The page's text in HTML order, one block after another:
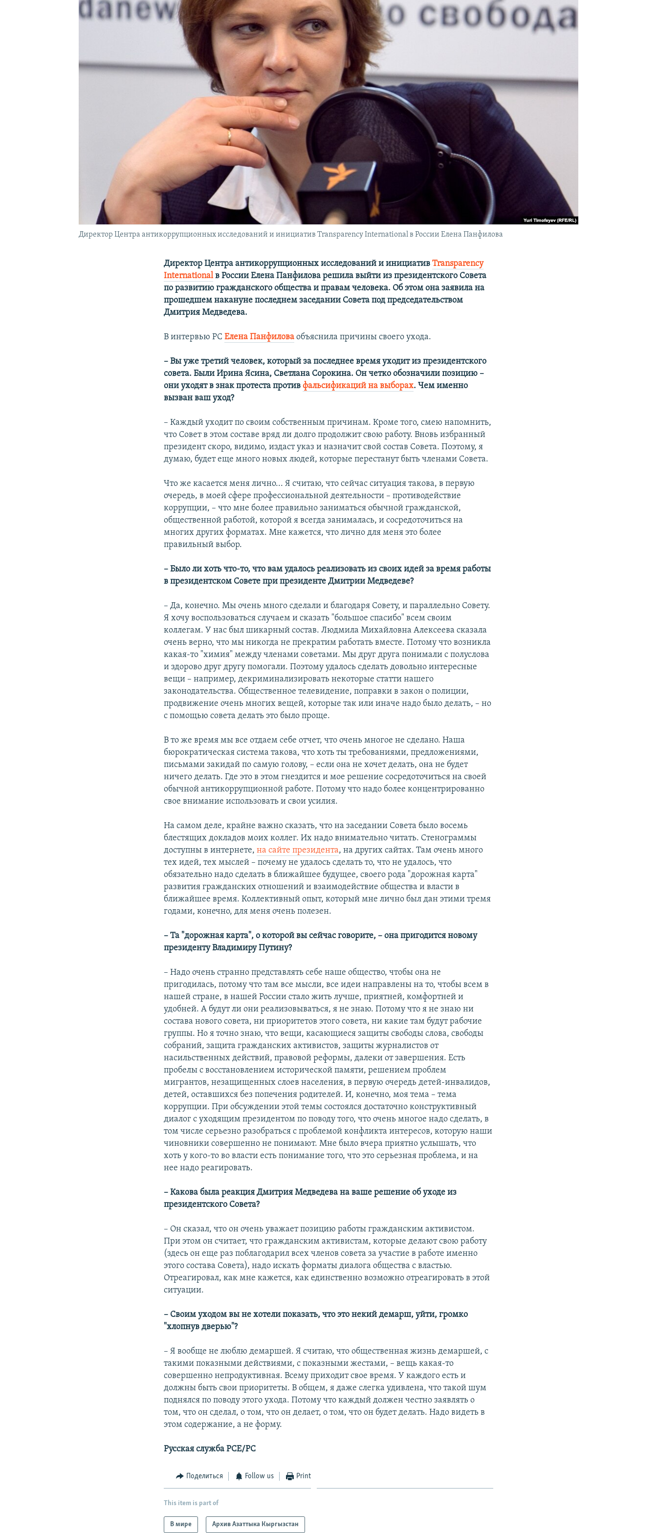
Директор Центра антикоррупционных исследований и инициатив Transparency International в России Елена Панфилова
Директор Центра антикоррупционных исследований и инициативTransparency
Internationalв России Елена Панфилова решила выйти из президентского Совета
по развитию гражданского общества и правам человека. Об этом она заявила на
прошедшем накануне последнем заседании Совета под председательством
Дмитрия Медведева.
В интервью РСЕлена Панфилова объяснила причины своего ухода.
– Вы уже третий человек, который за последнее время уходит из президентского
совета. Были Ирина Ясина, Светлана Сорокина. Он четко обозначили позицию –
они уходят в знак протеста противфальсификаций на выборах. Чем именно
вызван ваш уход?
– Каждый уходит по своим собственным причинам. Кроме того, смею напомнить,
что Совет в этом составе вряд ли долго продолжит свою работу. Вновь избранный
президент скоро, видимо, издаст указ и назначит свой состав Совета. Поэтому, я
думаю, будет еще много новых людей, которые перестанут быть членами Совета.
Что же касается меня лично... Я считаю, что сейчас ситуация такова, в первую
очередь, в моей сфере профессиональной деятельности – противодействие
коррупции, – что мне более правильно заниматься обычной гражданской,
общественной работой, которой я всегда занималась, и сосредоточиться на
многих других форматах. Мне кажется, что лично для меня это более
правильный выбор.
– Было ли хоть что-то, что вам удалось реализовать из своих идей за время работы
в президентском Совете при президенте Дмитрии Медведеве?
– Да, конечно. Мы очень много сделали и благодаря Совету, и параллельно Совету.
Я хочу воспользоваться случаем и сказать "большое спасибо" всем своим
коллегам. У нас был шикарный состав. Людмила Михайловна Алексеева сказала
очень верно, что мы никогда не прекратим работать вместе. Потому что возникла
какая-то "химия" между членами советами. Мы друг друга понимали с полуслова
и здорово друг другу помогали. Поэтому удалось сделать довольно интересные
вещи – например, декриминализировать некоторые статти нашего
законодательства. Общественное телевидение, поправки в закон о полиции,
продвижение очень многих вещей, которые так или иначе надо было делать, – но
с помощью совета делать это было проще.
В то же время мы все отдаем себе отчет, что очень многое не сделано. Наша
бюрократическая система такова, что хоть ты требованиями, предложениями,
письмами закидай по самую голову, – если она не хочет делать, она не будет
ничего делать. Где это в этом гнездится и мое решение сосредоточиться на своей
обычной антикоррупционной работе. Потому что надо более концентрированно
свое внимание использовать и свои усилия.
На самом деле, крайне важно сказать, что на заседании Совета было восемь
блестящих докладов моих коллег. Их надо внимательно читать. Стенограммы
доступны в интернете,на сайте президента, на других сайтах. Там очень много
тех идей, тех мыслей – почему не удалось сделать то, что не удалось, что
обязательно надо сделать в ближайшее будущее, своего рода "дорожная карта"
развития гражданских отношений и взаимодействие общества и власти в
ближайшее время. Коллективный опыт, который мне лично был дан этими тремя
годами, конечно, для меня очень полезен.
– Та "дорожная карта", о которой вы сейчас говорите, – она пригодится новому
президенту Владимиру Путину?
– Надо очень странно представлять себе наше общество, чтобы она не
пригодилась, потому что там все мысли, все идеи направлены на то, чтобы всем в
нашей стране, в нашей России стало жить лучше, приятней, комфортней и
удобней. А будут ли они реализовываться, я не знаю. Потому что я не знаю ни
состава нового совета, ни приоритетов этого совета, ни какие там будут рабочие
группы. Но я точно знаю, что вещи, касающиеся защиты свободы слова, свободы
собраний, защита гражданских активистов, защиты журналистов от
насильственных действий, правовой реформы, далеки от завершения. Есть
пробелы с восстановлением исторической памяти, решением проблем
мигрантов, незащищенных слоев населения, в первую очередь детей-инвалидов,
детей, оставшихся без попечения родителей. И, конечно, моя тема – тема
коррупции. При обсуждении этой темы состоялся достаточно конструктивный
диалог с уходящим президентом по поводу того, что очень многое надо сделать, в
том числе серьезно разобраться с проблемой конфликта интересов, которую наши
чиновники совершенно не понимают. Мне было вчера приятно услышать, что
хоть у кого-то во власти есть понимание того, что это серьезная проблема, и на
нее надо реагировать.
– Какова была реакция Дмитрия Медведева на ваше решение об уходе из
президентского Совета?
– Он сказал, что он очень уважает позицию работы гражданским активистом.
При этом он считает, что гражданским активистам, которые делают свою работу
(здесь он еще раз поблагодарил всех членов совета за участие в работе именно
этого состава Совета), надо искать форматы диалога общества с властью.
Отреагировал, как мне кажется, как единственно возможно отреагировать в этой
ситуации.
– Своим уходом вы не хотели показать, что это некий демарш, уйти, громко
"хлопнув дверью"?
– Я вообще не люблю демаршей. Я считаю, что общественная жизнь демаршей, с
такими показными действиями, с показными жестами, – вещь какая-то
совершенно непродуктивная. Всему приходит свое время. У каждого есть и
должны быть свои приоритеты. В общем, я даже слегка удивлена, что такой шум
поднялся по поводу этого ухода. Потому что каждый должен честно заявлять о
том, что он сделал, о том, что он делает, о том, что он будет делать. Надо видеть в
этом содержание, а не форму.
Русская служба РСЕ/РС
Поделиться Follow us Print
This item is part of
В мире Архив Азаттыка Кыргызстан